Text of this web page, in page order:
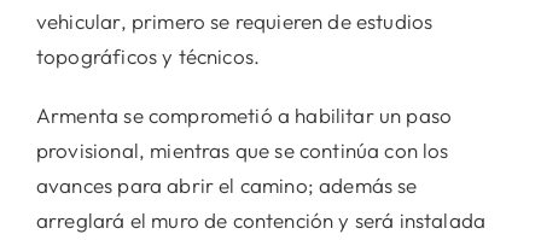
vehicular, primero se requieren de estudios
topográficos y técnicos.
Armenta se comprometió a habilitar un paso
provisional, mientras que se continúa con los
avances para abrir el camino; además se
arreglará el muro de contención y será instalada